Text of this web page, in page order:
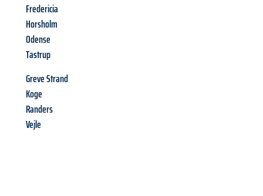
Fredericia
Horsholm
Odense
Tastrup
Greve Strand
Koge
Randers
Vejle